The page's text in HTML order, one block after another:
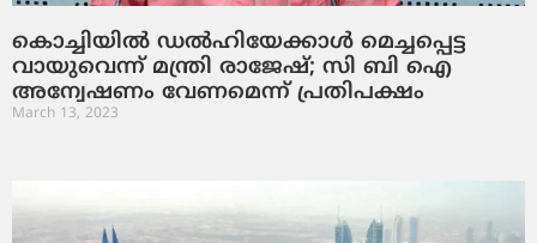
കൊച്ചിയില്‍ ഡല്‍ഹിയേക്കാള്‍ മെച്ചപ്പെട്ട
വായുവെന്ന് മന്ത്രി രാജേഷ്; സി ബി ഐ
അന്വേഷണം വേണമെന്ന് പ്രതിപക്ഷം
March 13, 2023